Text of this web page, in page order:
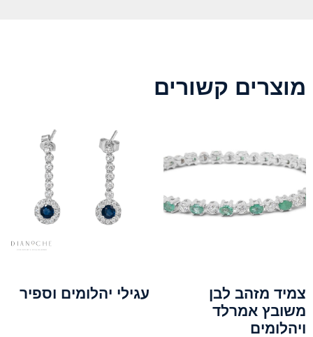
מוצרים קשורים
צמיד מזהב לבן
משובץ אמרלד
ויהלומים
עגילי יהלומים וספיר